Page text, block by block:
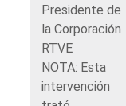
Presidente de
la Corporación
RTVE
NOTA: Esta
intervención